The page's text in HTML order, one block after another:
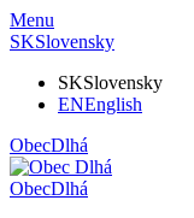
Menu
SKSlovensky
SKSlovensky
ENEnglish
ObecDlhá
ObecDlhá